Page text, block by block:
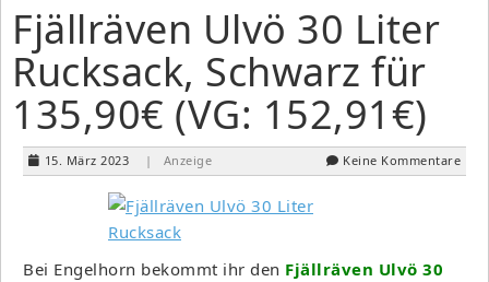
Fjällräven Ulvö 30 Liter
Rucksack, Schwarz für
135,90€ (VG: 152,91€)
15. März 2023 | Anzeige Keine Kommentare
Bei Engelhorn bekommt ihr den Fjällräven Ulvö 30